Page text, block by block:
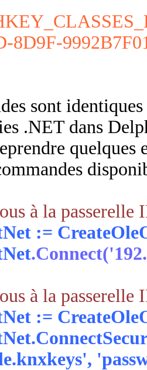
8D9F-
sont
.NET dans
quelques
à la passerelle
:=
à la passerelle
:=